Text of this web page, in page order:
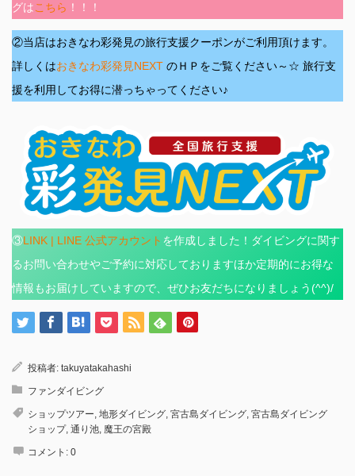
グはこちら ！！！
②当店はおきなわ彩発見の旅行支援クーポンがご利用頂けます。
詳しくはおきなわ彩発見NEXT のＨＰをご覧ください～☆ 旅行支
援を利用してお得に潜っちゃってください♪
③LINK | LINE 公式アカウント を作成しました！ダイビングに関す
るお問い合わせやご予約に対応しておりますほか定期的にお得な
情報もお届けしていますので、ぜひお友だちになりましょう(^^)/
投稿者: takuyatakahashi
ファンダイビング
ショップツアー, 地形ダイビング, 宮古島ダイビング, 宮古島ダイビング
ショップ, 通り池, 魔王の宮殿
コメント: 0